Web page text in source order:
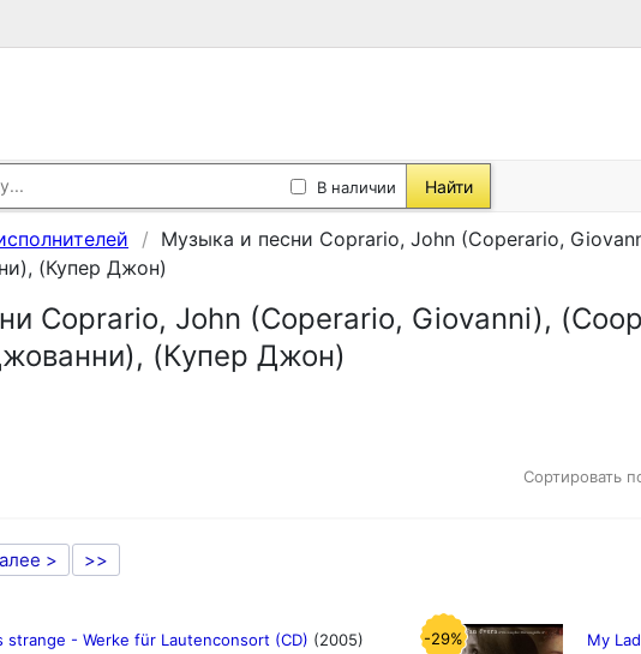
В наличии Найти
Музыка и песни Coprario, John (Coperario,
(Купер Джон)
Coprario, John (Coperario, Giovanni),
(Купер Джон)
Сортировать
> >>
strange - Werke für Lautenconsort (CD) (2005) -29%
My